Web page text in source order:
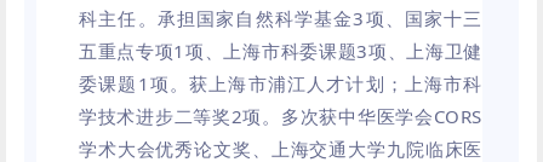
科主任。承担国家自然科学基金3项、国家十三
五重点专项1项、上海市科委课题3项、上海卫健
委课题1项。获上海市浦江人才计划；上海市科
学技术进步二等奖2项。多次获中华医学会CORS
学术大会优秀论文奖、上海交通大学九院临床医